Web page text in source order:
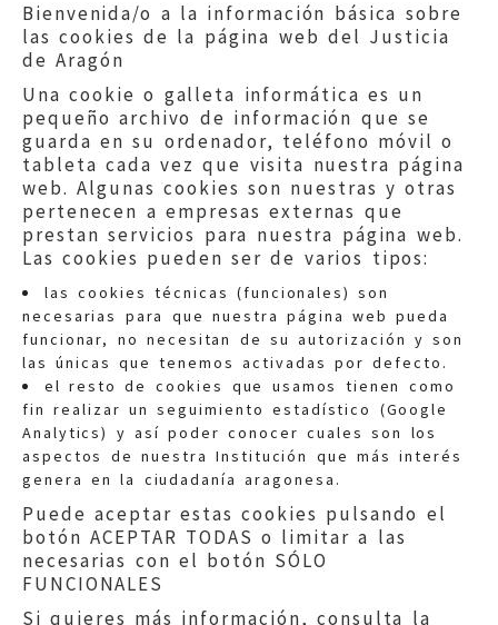
Bienvenida/o a la información básica sobre
las cookies de la página web del Justicia
de Aragón
Una cookie o galleta informática es un
pequeño archivo de información que se
guarda en su ordenador, teléfono móvil o
tableta cada vez que visita nuestra página
web. Algunas cookies son nuestras y otras
pertenecen a empresas externas que
prestan servicios para nuestra página web.
Las cookies pueden ser de varios tipos:
las cookies técnicas (funcionales) son
necesarias para que nuestra página web pueda
funcionar, no necesitan de su autorización y son
las únicas que tenemos activadas por defecto.
el resto de cookies que usamos tienen como
fin realizar un seguimiento estadístico (Google
Analytics) y así poder conocer cuales son los
aspectos de nuestra Institución que más interés
genera en la ciudadanía aragonesa.
Puede aceptar estas cookies pulsando el
botón ACEPTAR TODAS o limitar a las
necesarias con el botón SÓLO
FUNCIONALES
Si quieres más información, consulta la
Quejas:quejas@eljusticiadearagon.es
Información general:
informacion@eljusticiadearagon.es
Teléfonos:900 210 210/